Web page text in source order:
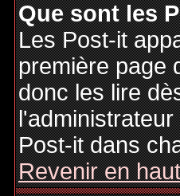
Que sont les
Les Post-it
première page
donc les lire
Post-it dans
Revenir en